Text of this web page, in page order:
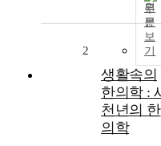
원
문
보
기
2
생활속의
한의학 :
천년의 한
의학